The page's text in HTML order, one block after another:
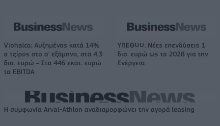
Viohalco: Αυξημένος κατά 14%
ο τζίρος στο α' εξάμηνο, στα 4,3
δισ. ευρώ – Στα 446 εκατ. ευρώ
τα EBITDA
ΥΠΕΘΟΟ: Νέες επενδύσεις 1
δισ. ευρώ ως το 2028 για την
Ενέργεια
Η συμφωνία Arval-Athlon αναδιαμορφώνει την αγορά leasing